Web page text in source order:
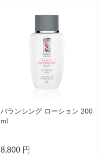
バランシング ローション 200
ml
8,800 円